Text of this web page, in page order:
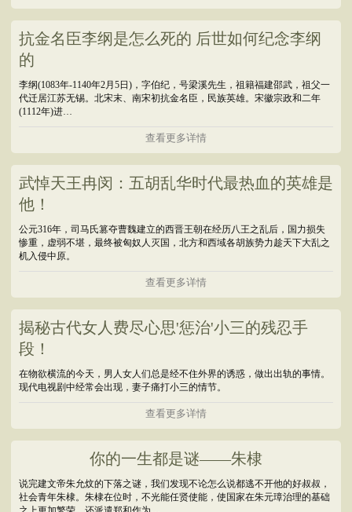
抗金名臣李纲是怎么死的 后世如何纪念李纲
的
李纲(1083年-1140年2月5日)，字伯纪，号梁溪先生，祖籍福建邵武，祖父一
代迁居江苏无锡。北宋末、南宋初抗金名臣，民族英雄。宋徽宗政和二年
(1112年)进…
查看更多详情
武悼天王冉闵：五胡乱华时代最热血的英雄是
他！
公元316年，司马氏篡夺曹魏建立的西晋王朝在经历八王之乱后，国力损失
惨重，虚弱不堪，最终被匈奴人灭国，北方和西域各胡族势力趁天下大乱之
机入侵中原。
查看更多详情
揭秘古代女人费尽心思'惩治'小三的残忍手
段！
在物欲横流的今天，男人女人们总是经不住外界的诱惑，做出出轨的事情。
现代电视剧中经常会出现，妻子痛打小三的情节。
查看更多详情
你的一生都是谜——朱棣
说完建文帝朱允炆的下落之谜，我们发现不论怎么说都逃不开他的好叔叔，
社会青年朱棣。朱棣在位时，不光能任贤使能，使国家在朱元璋治理的基础